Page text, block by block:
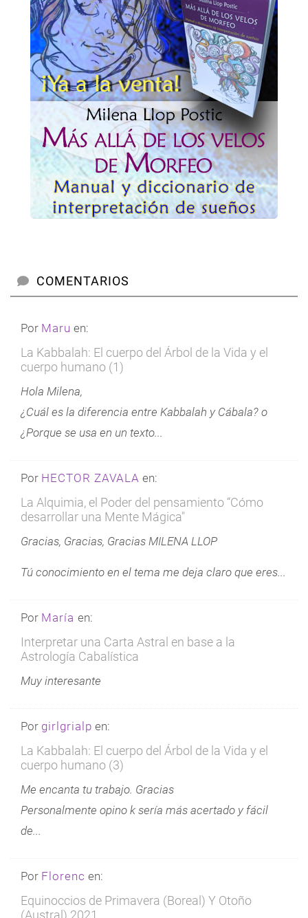
COMENTARIOS
Por Maru en:
La Kabbalah: El cuerpo del Árbol de la Vida y el
cuerpo humano (1)
Hola Milena,
¿Cuál es la diferencia entre Kabbalah y Cábala? o
¿Porque se usa en un texto...
Por HECTOR ZAVALA en:
La Alquimia, el Poder del pensamiento “Cómo
desarrollar una Mente Mágica"
Gracias, Gracias, Gracias MILENA LLOP
Tú conocimiento en el tema me deja claro que eres...
Por María en:
Interpretar una Carta Astral en base a la
Astrología Cabalística
Muy interesante
Por girlgrialp en:
La Kabbalah: El cuerpo del Árbol de la Vida y el
cuerpo humano (3)
Me encanta tu trabajo. Gracias
Personalmente opino k sería más acertado y fácil
de...
Por Florenc en:
Equinoccios de Primavera (Boreal) Y Otoño
(Austral) 2021